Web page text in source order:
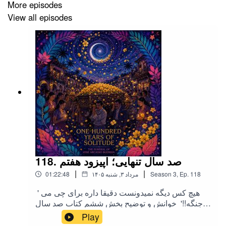
اینستاگرام و راه ارتباط با من
اینستاگرام ماه کست
یوتیوب ماه کست
کانال روانشناسی ماه کست
کانال تلگرام موزیک های ماه کست
طراحی کاور؛ یلدا یزدانفر
شخصیت های این اپیزود
خانواده بوئندیا
خوسه ارکادیو بوئندیا
More episodes
View all episodes
118. صد سال تنهایی؛ اپیزود هفتم
01:22:48 | ۱۴۰۵ مرداد ۳, شنبه | Season 3, Ep. 118
' هیچ کس دیگه نمیدونست دقیقا داره برای چی می
جنگه!!' خوانش و توضیح بخش ششم کتاب صد سال
تنهاییگوش دادن به این پادکست کاملا رایگان و برای
Play